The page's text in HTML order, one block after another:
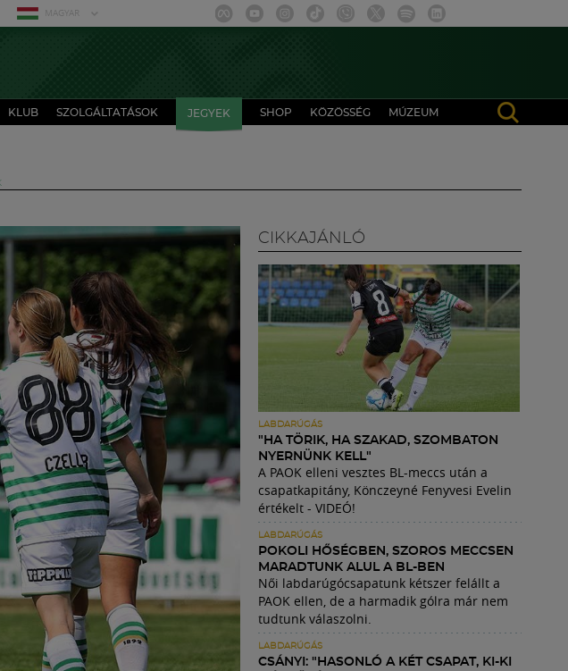
MAGYAR
KLUB SZOLGÁLTATÁSOK JEGYEK SHOP KÖZÖSSÉG MÚZEUM
CIKKAJÁNLÓ
LABDARÚGÁS
"HA TÖRIK, HA SZAKAD, SZOMBATON
NYERNÜNK KELL"
A PAOK elleni vesztes BL-meccs után a
csapatkapitány, Könczeyné Fenyvesi Evelin
értékelt - VIDEÓ!
LABDARÚGÁS
POKOLI HŐSÉGBEN, SZOROS MECCSEN
MARADTUNK ALUL A BL-BEN
Női labdarúgócsapatunk kétszer felállt a
PAOK ellen, de a harmadik gólra már nem
tudtunk válaszolni.
LABDARÚGÁS
CSÁNYI: "HASONLÓ A KÉT CSAPAT, KI-KI